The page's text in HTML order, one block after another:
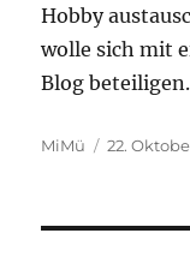
Hobby
wolle sich mit
Blog
Autor
MiMü 22.